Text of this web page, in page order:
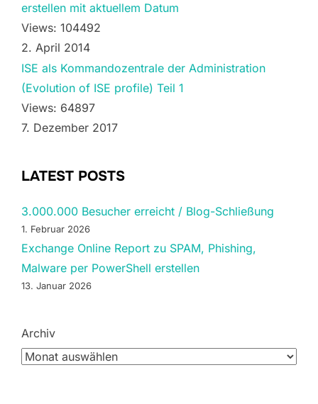
erstellen mit aktuellem Datum
Views: 104492
2. April 2014
ISE als Kommandozentrale der Administration
(Evolution of ISE profile) Teil 1
Views: 64897
7. Dezember 2017
LATEST POSTS
3.000.000 Besucher erreicht / Blog-Schließung
1. Februar 2026
Exchange Online Report zu SPAM, Phishing,
Malware per PowerShell erstellen
13. Januar 2026
Archiv